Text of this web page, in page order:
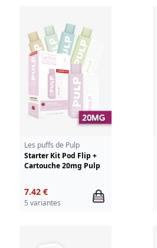
Les puffs de Pulp
Starter Kit Pod Flip +
Cartouche 20mg Pulp
7.42 €
5 variantes